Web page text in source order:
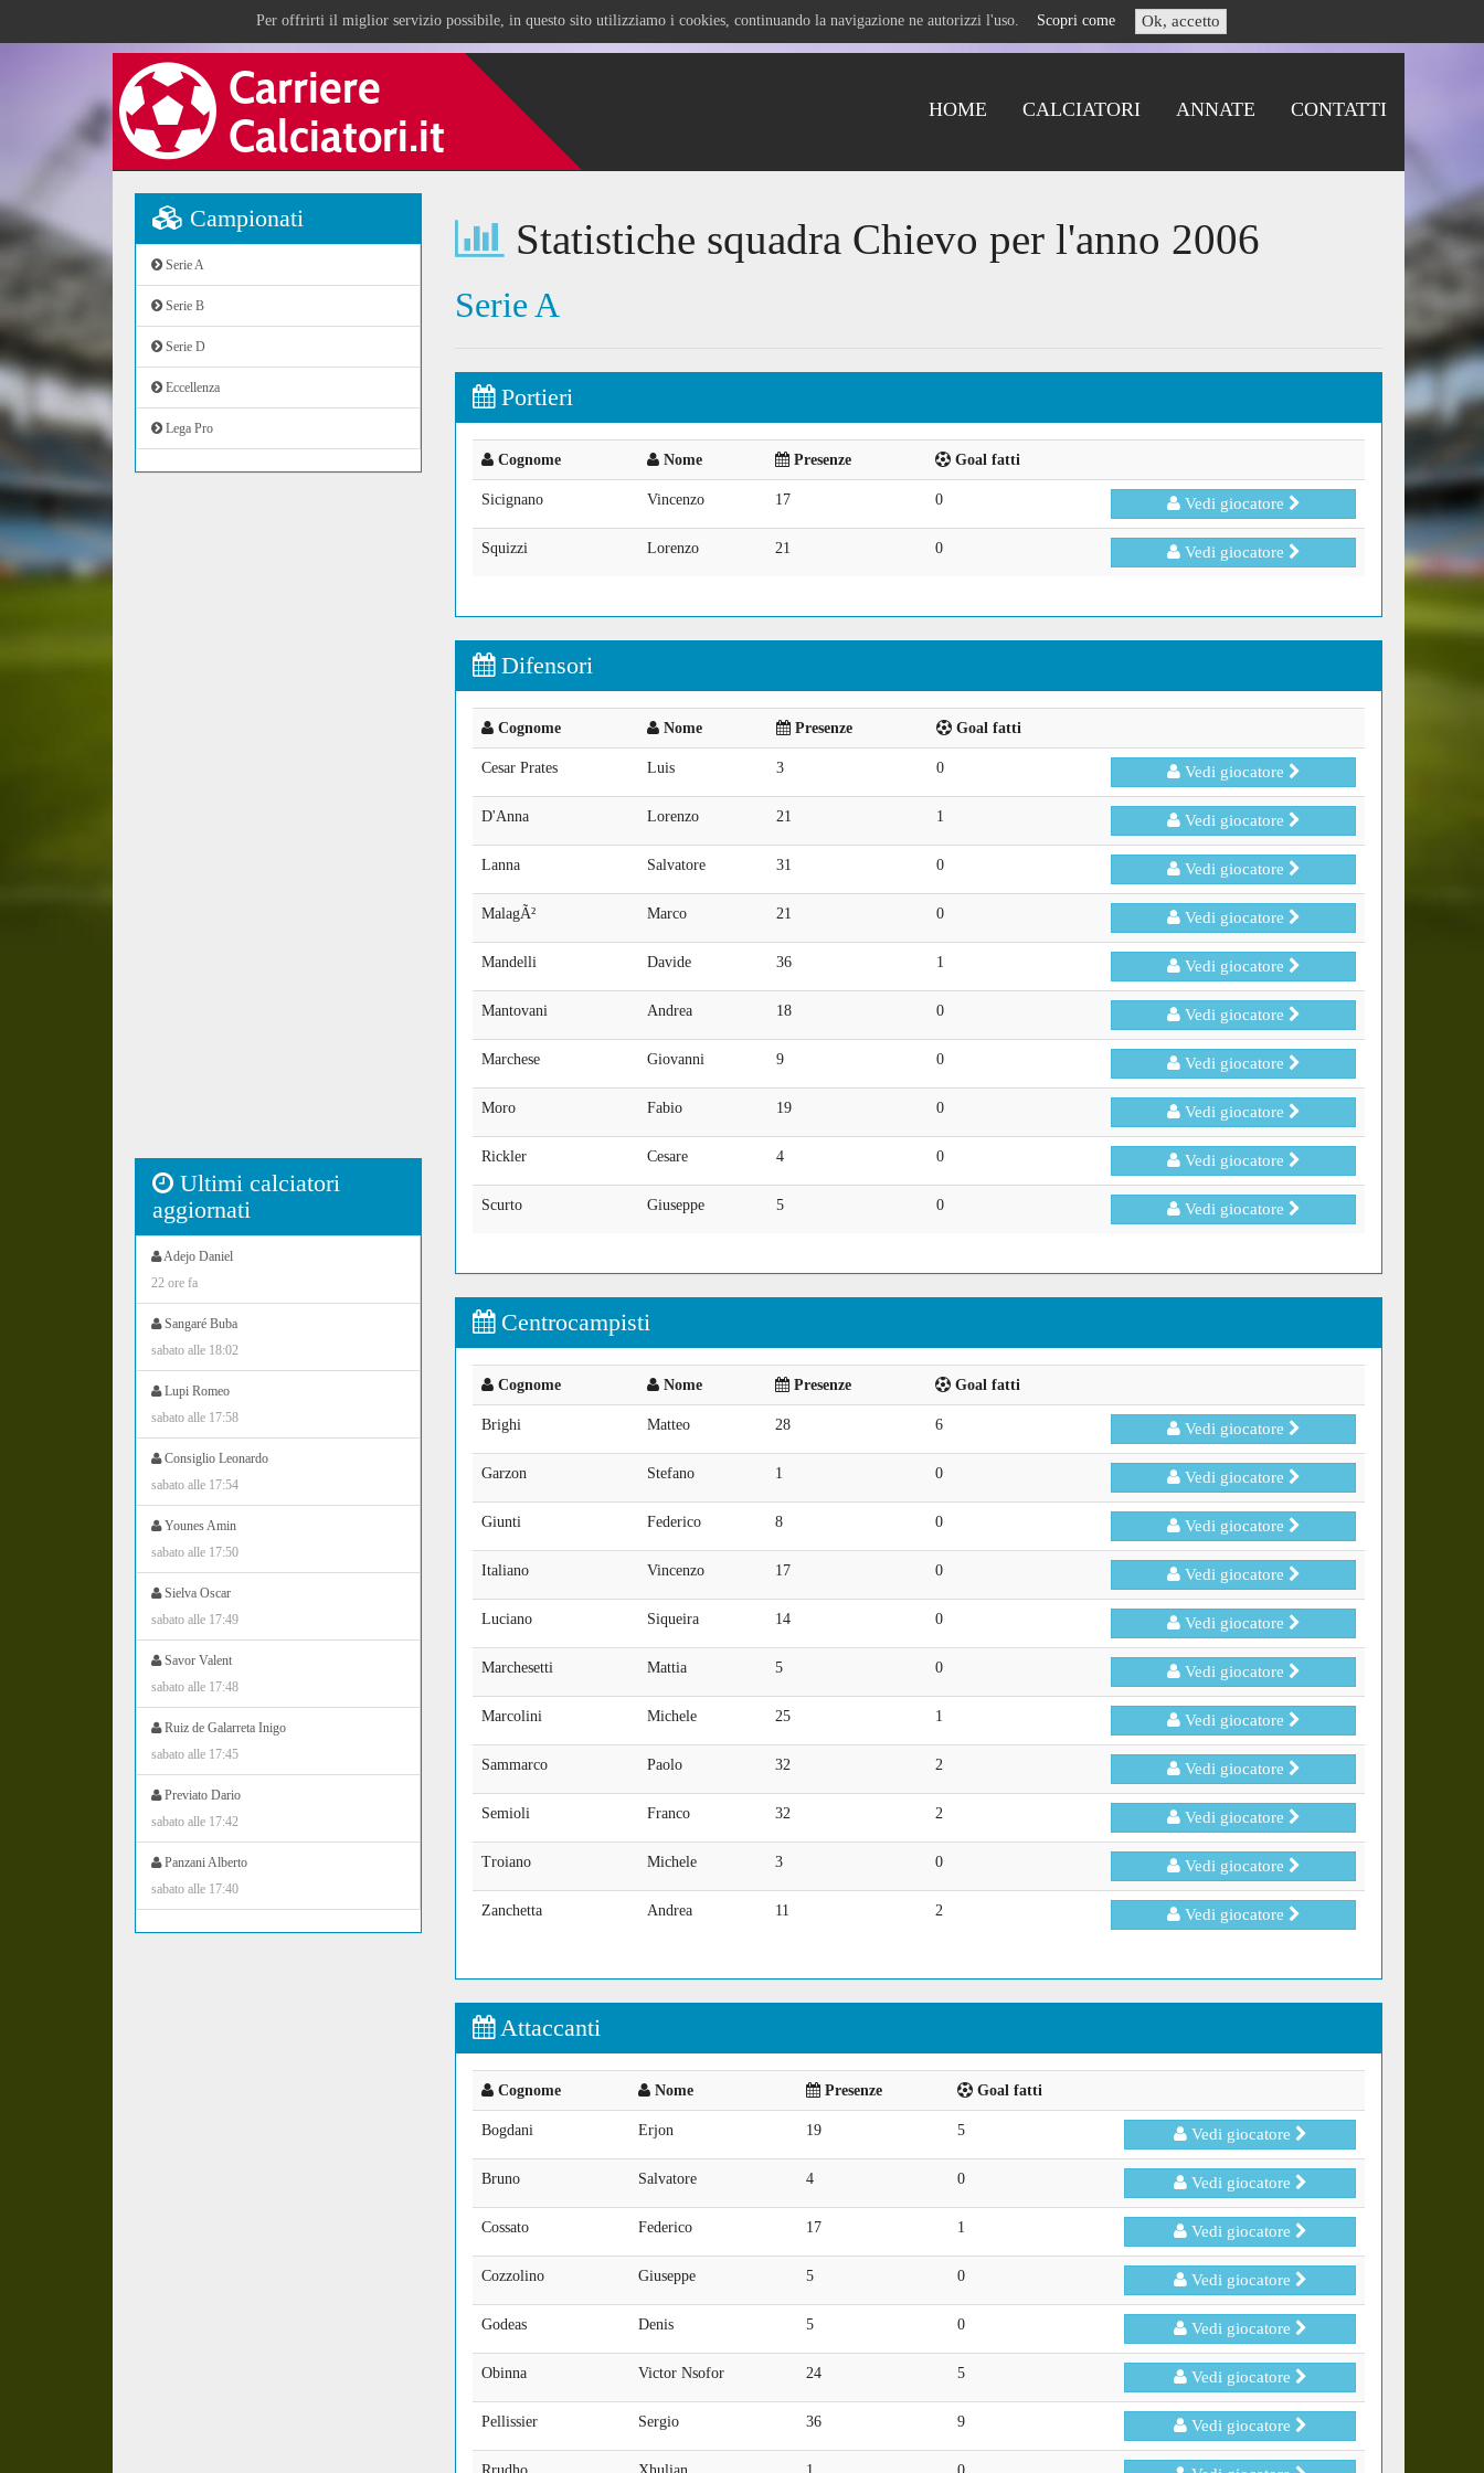
Per offrirti il miglior servizio possibile, in questo sito utilizziamo i cookies, continuando la navigazione ne autorizzi l'uso. Scopri come Ok, accetto
HOME CALCIATORI ANNATE CONTATTI
Campionati
Serie A
Serie B
Serie D
Eccellenza
Lega Pro
Ultimi calciatori
aggiornati
Adejo Daniel
22 ore fa
Sangaré Buba
sabato alle 18:02
Lupi Romeo
sabato alle 17:58
Consiglio Leonardo
sabato alle 17:54
Younes Amin
sabato alle 17:50
Sielva Oscar
sabato alle 17:49
Savor Valent
sabato alle 17:48
Ruiz de Galarreta Inigo
sabato alle 17:45
Previato Dario
sabato alle 17:42
Panzani Alberto
sabato alle 17:40
Statistiche squadra Chievo per l'anno 2006
Serie A
Portieri
Cognome Nome Presenze Goal fatti
Sicignano Vincenzo 17 0 Vedi giocatore
Squizzi Lorenzo 21 0 Vedi giocatore
Difensori
Cognome Nome Presenze Goal fatti
Cesar Prates Luis 3 0 Vedi giocatore
D'Anna Lorenzo 21 1 Vedi giocatore
Lanna Salvatore 31 0 Vedi giocatore
MalagÃ² Marco 21 0 Vedi giocatore
Mandelli Davide 36 1 Vedi giocatore
Mantovani Andrea 18 0 Vedi giocatore
Marchese Giovanni 9 0 Vedi giocatore
Moro Fabio 19 0 Vedi giocatore
Rickler Cesare 4 0 Vedi giocatore
Scurto Giuseppe 5 0 Vedi giocatore
Centrocampisti
Cognome Nome Presenze Goal fatti
Brighi Matteo 28 6 Vedi giocatore
Garzon Stefano 1 0 Vedi giocatore
Giunti Federico 8 0 Vedi giocatore
Italiano Vincenzo 17 0 Vedi giocatore
Luciano Siqueira 14 0 Vedi giocatore
Marchesetti Mattia 5 0 Vedi giocatore
Marcolini Michele 25 1 Vedi giocatore
Sammarco Paolo 32 2 Vedi giocatore
Semioli Franco 32 2 Vedi giocatore
Troiano Michele 3 0 Vedi giocatore
Zanchetta Andrea 11 2 Vedi giocatore
Attaccanti
Cognome Nome Presenze Goal fatti
Bogdani Erjon 19 5 Vedi giocatore
Bruno Salvatore 4 0 Vedi giocatore
Cossato Federico 17 1 Vedi giocatore
Cozzolino Giuseppe 5 0 Vedi giocatore
Godeas Denis 5 0 Vedi giocatore
Obinna Victor Nsofor 24 5 Vedi giocatore
Pellissier Sergio 36 9 Vedi giocatore